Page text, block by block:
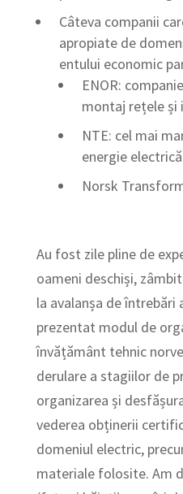
Câteva companii
apropiate de
entului economic
ENOR:
montaj rețele și
NTE: cel mai
energie
Norsk
Au fost zile pline de
oameni deschiși,
la avalanșa de întrebări
prezentat modul de
învățământ tehnic
derulare a stagiilor de
organizarea și
vederea obținerii
domeniul electric,
materiale folosite. Am